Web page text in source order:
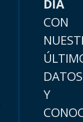
DÍA
CON
DATOS
Y